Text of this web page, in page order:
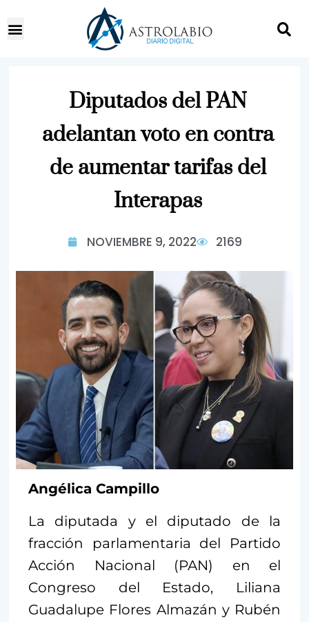
Diputados del PAN
adelantan voto en contra
de aumentar tarifas del
Interapas
NOVIEMBRE 9, 2022 2169
Angélica Campillo
La diputada y el diputado de la
fracción parlamentaria del Partido
Acción Nacional (PAN) en el
Congreso del Estado, Liliana
Guadalupe Flores Almazán y Rubén